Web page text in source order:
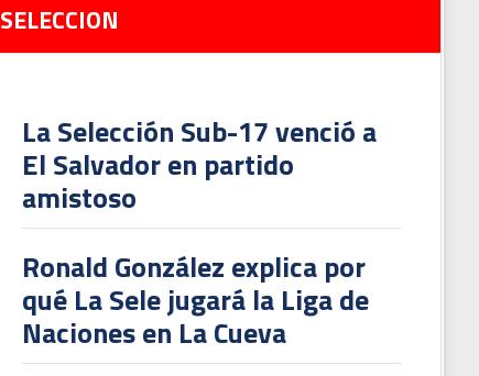
SELECCION
La Selección Sub-17 venció a
El Salvador en partido
amistoso
Ronald González explica por
qué La Sele jugará la Liga de
Naciones en La Cueva